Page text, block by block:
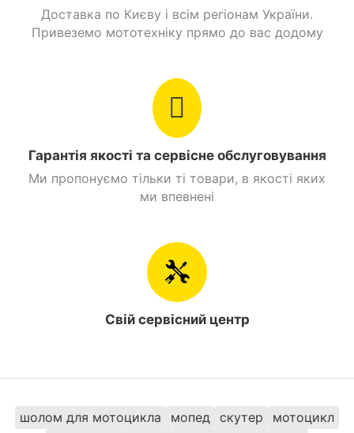
Головна передача Ланцюгова
2х місне
Дуплексна,
О'бєм бензобаку 13 л.
Мотоцикли 300 куб. см. Ендуро
Мотоцикли 300 куб. см. Spark
Доставка по Києву і всім регіонам України.
Привеземо мототехніку прямо до вас додому
Гарантія якості та сервісне обслуговування
Ми пропонуємо тільки ті товари, в якості яких
ми впевнені
Свій сервісний центр
шолом для мотоцикла мопед скутер
мотоцикл